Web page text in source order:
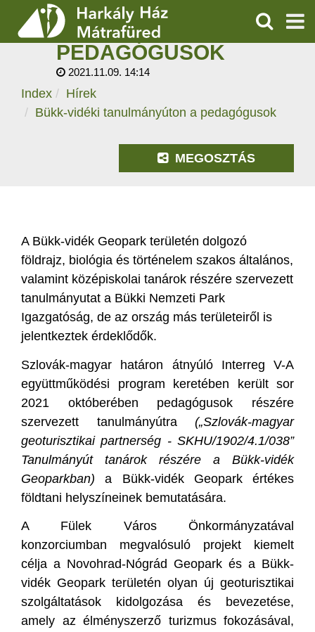
SZOLGÁLTATÁSOK
PROGRAMOK
KERESÉS
BÜKK-VIDÉKI
TANULMÁNYÚTON A
PEDAGÓGUSOK
2021.11.09. 14:14
Index
Hírek
Bükk-vidéki tanulmányúton a pedagógusok
MEGOSZTÁS
A Bükk-vidék Geopark területén dolgozó
földrajz, biológia és történelem szakos általános,
valamint középiskolai tanárok részére szervezett
tanulmányutat a Bükki Nemzeti Park
Igazgatóság, de az ország más területeiről is
jelentkeztek érdeklődők.
Szlovák-magyar határon átnyúló Interreg V-A
együttműködési program keretében került sor
2021 októberében pedagógusok részére
szervezett tanulmányútra („Szlovák-magyar
geoturisztikai partnerség - SKHU/1902/4.1/038”
Tanulmányút tanárok részére a Bükk-vidék
Geoparkban)a Bükk-vidék Geopark értékes
földtani helyszíneinek bemutatására.
A Fülek Város Önkormányzatával
konzorciumban megvalósuló projekt kiemelt
célja a Novohrad-Nógrád Geopark és a Bükk-
vidék Geopark területén olyan új geoturisztikai
szolgáltatások kidolgozása és bevezetése,
amely az élményszerző turizmus fokozásával,